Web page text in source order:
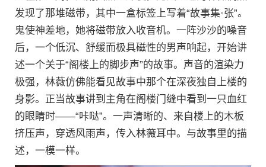
发现了那堆磁带，其中一盒标签上写着“故事集·张”。
鬼使神差地，她将磁带放入收音机。一阵沙沙的噪音
后，一个低沉、舒缓而极具磁性的男声响起，开始讲
述一个关于“阁楼上的脚步声”的故事。声音的渲染力
极强，林薇仿佛能看见故事中那个在深夜独自上楼的
身影。正当故事讲到主角在阁楼门缝中看到一只血红
的眼睛时——“咔哒”。一声清晰的、来自楼上的木板
挤压声，穿透风雨声，传入林薇耳中。与故事里的描
述，一模一样。